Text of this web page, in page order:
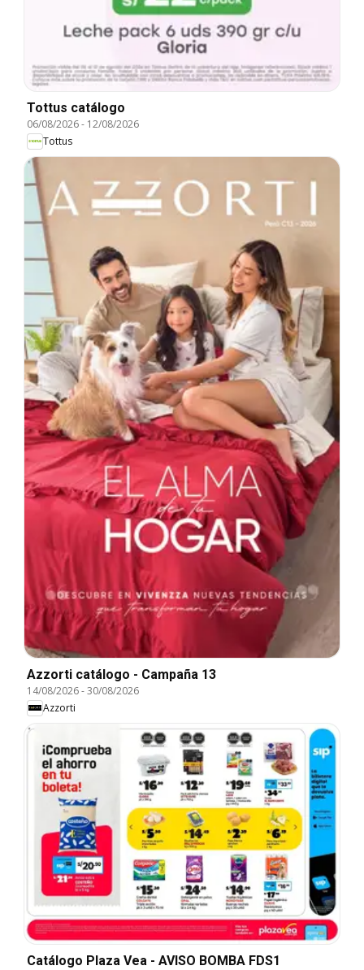
Tottus catálogo
06/08/2026- 12/08/2026
Tottus
Azzorti catálogo - Campaña 13
14/08/2026-30/08/2026
Azzorti
Catálogo Plaza Vea - AVISO BOMBA FDS1